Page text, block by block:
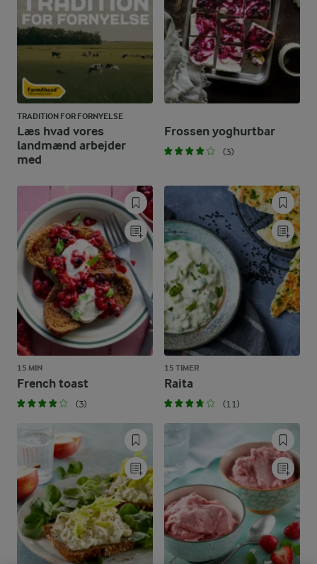
TRADITION FOR FORNYELSE
Læs hvad vores
landmænd arbejder
med
Frossen yoghurtbar
(3)
15 MIN
French toast
(3)
15 TIMER
Raita
(11)